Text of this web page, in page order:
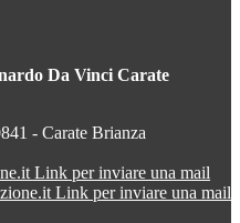
Da Vinci Carate
- Carate Brianza
Link per inviare una mail
Link per inviare una mail